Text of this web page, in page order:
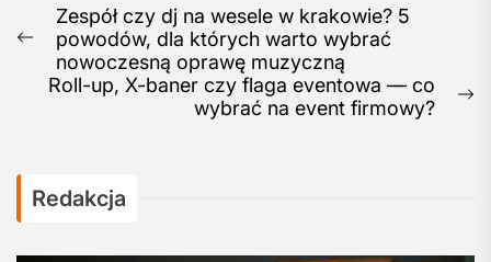
Post
navigation
Previous
post:
Zespół czy dj na wesele w krakowie? 5
powodów, dla których warto wybrać
nowoczesną oprawę muzyczną
Roll-up, X-baner czy flaga eventowa — co
wybrać na event firmowy?
Redakcja